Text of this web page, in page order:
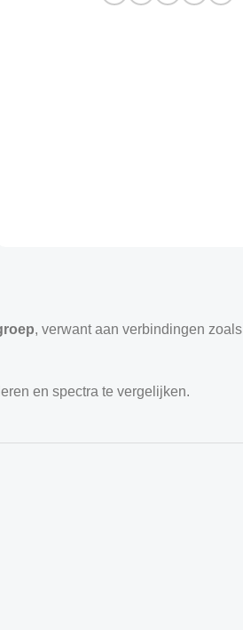
, verwant aan verbindingen zoals
en spectra te vergelijken.